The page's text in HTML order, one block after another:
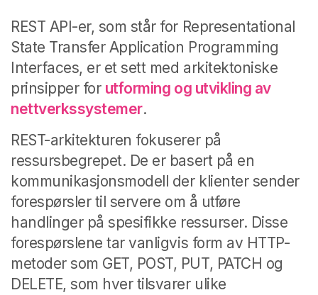
REST API-er, som står for Representational
State Transfer Application Programming
Interfaces, er et sett med arkitektoniske
prinsipper for utforming og utvikling av
nettverkssystemer.
REST-arkitekturen fokuserer på
ressursbegrepet. De er basert på en
kommunikasjonsmodell der klienter sender
forespørsler til servere om å utføre
handlinger på spesifikke ressurser. Disse
forespørslene tar vanligvis form av HTTP-
metoder som GET, POST, PUT, PATCH og
DELETE, som hver tilsvarer ulike